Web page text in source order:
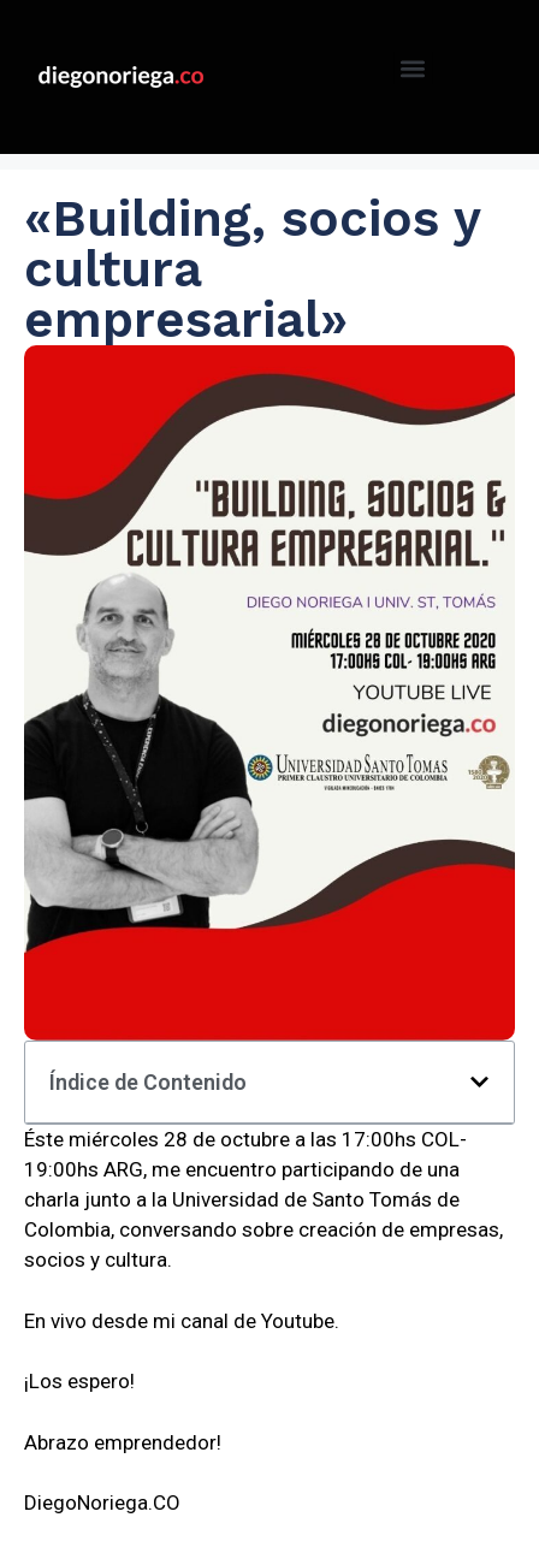
«Building, socios y
cultura
empresarial»
Índice de Contenido
Éste miércoles 28 de octubre a las 17:00hs COL-
19:00hs ARG, me encuentro participando de una
charla junto a la Universidad de Santo Tomás de
Colombia, conversando sobre creación de empresas,
socios y cultura.
En vivo desde mi canal de Youtube.
¡Los espero!
Abrazo emprendedor!
DiegoNoriega.CO